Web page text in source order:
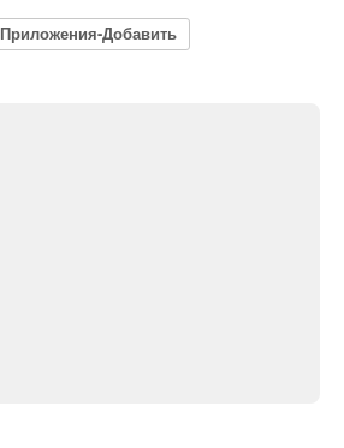
Приложения-Добавить